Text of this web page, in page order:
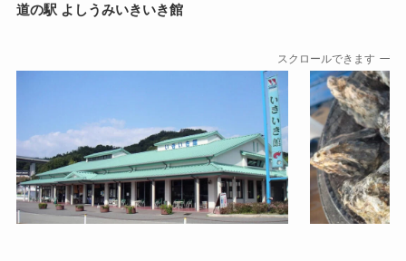
道の駅 よしうみいきいき館
スクロールできます